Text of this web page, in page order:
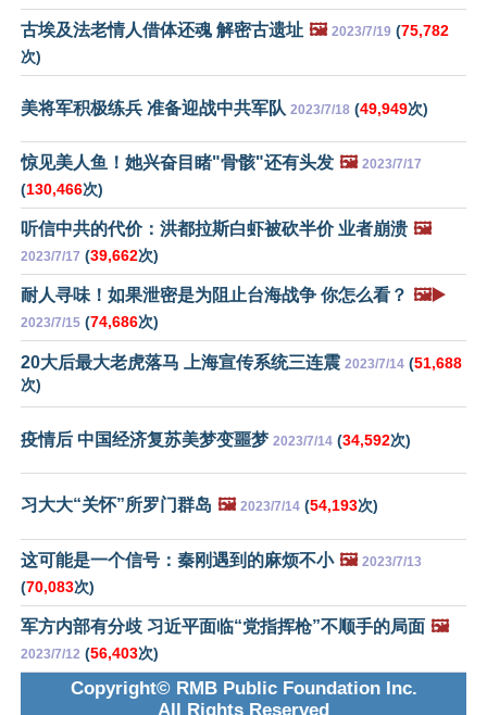
古埃及法老情人借体还魂 解密古遗址 🖼️ 2023/7/19 (75,782
次)
美将军积极练兵 准备迎战中共军队 2023/7/18 (49,949次)
惊见美人鱼！她兴奋目睹"骨骸"还有头发 🖼️ 2023/7/17
(130,466次)
听信中共的代价：洪都拉斯白虾被砍半价 业者崩溃 🖼️
2023/7/17 (39,662次)
耐人寻味！如果泄密是为阻止台海战争 你怎么看？ 🖼️▶️
2023/7/15 (74,686次)
20大后最大老虎落马 上海宣传系统三连震 2023/7/14 (51,688
次)
疫情后 中国经济复苏美梦变噩梦 2023/7/14 (34,592次)
习大大“关怀”所罗门群岛 🖼️ 2023/7/14 (54,193次)
这可能是一个信号：秦刚遇到的麻烦不小 🖼️ 2023/7/13
(70,083次)
军方内部有分歧 习近平面临“党指挥枪”不顺手的局面 🖼️
2023/7/12 (56,403次)
Copyright© RMB Public Foundation Inc.
All Rights Reserved